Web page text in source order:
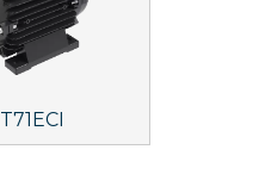
T71ECI